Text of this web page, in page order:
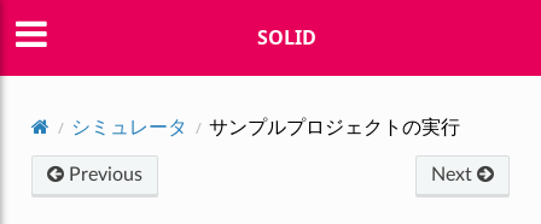
SOLID
シミュレータ サンプルプロジェクトの実行
Previous Next